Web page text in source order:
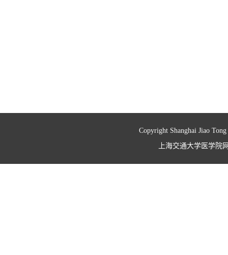
Copyright Shanghai Jiao
上海交通大学医学院